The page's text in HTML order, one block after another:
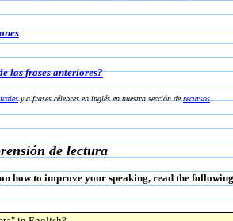
las frases anteriores?
y a frases célebres en inglés en nuestra sección derecursos.
de lectura
how to improve your speaking, read the